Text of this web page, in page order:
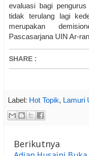
evaluasi bagi
tidak terulang lagi
merupakan
Pascasarjana UIN Ar-
SHARE :
Label: Hot Topik, Lamuri
Berikutnya